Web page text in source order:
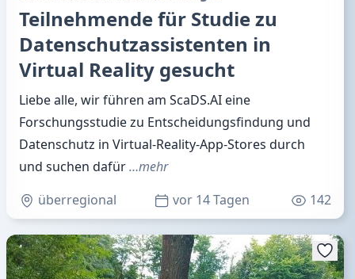
Teilnehmende für Studie zu
Datenschutzassistenten in
Virtual Reality gesucht
Liebe alle, wir führen am ScaDS.AI eine
Forschungsstudie zu Entscheidungsfindung und
Datenschutz in Virtual-Reality-App-Stores durch
und suchen dafür…mehr
überregional
vor 14 Tagen 142